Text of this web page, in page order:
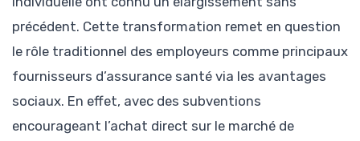
précédent. Cette transformation remet en question
le rôle traditionnel des employeurs comme principaux
fournisseurs d’assurance santé via les avantages
sociaux. En effet, avec des subventions
encourageant l’achat direct sur le marché de